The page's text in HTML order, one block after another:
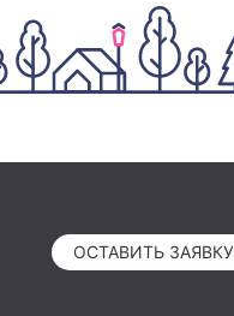
ОСТАВИТЬ ЗАЯВКУ